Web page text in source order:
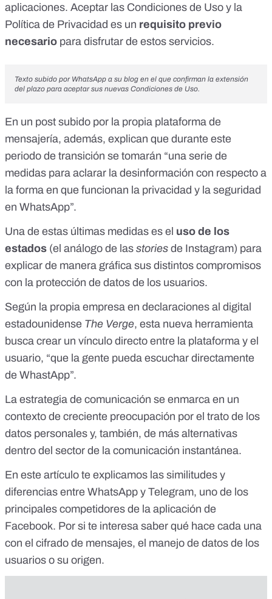
aplicaciones. Aceptar las Condiciones de Uso y la
Política de Privacidad es un requisito previo
necesario para disfrutar de estos servicios.
Texto subido por WhatsApp a su blog en el que confirman la extensión
del plazo para aceptar sus nuevas Condiciones de Uso.
En un post subido por la propia plataforma de
mensajería, además, explican que durante este
periodo de transición se tomarán “una serie de
medidas para aclarar la desinformación con respecto a
la forma en que funcionan la privacidad y la seguridad
en WhatsApp”.
Una de estas últimas medidas es el uso de los
estados (el análogo de las stories de Instagram) para
explicar de manera gráfica sus distintos compromisos
con la protección de datos de los usuarios.
Según la propia empresa en declaraciones al digital
estadounidense The Verge, esta nueva herramienta
busca crear un vínculo directo entre la plataforma y el
usuario, “que la gente pueda escuchar directamente
de WhastApp”.
La estrategia de comunicación se enmarca en un
contexto de creciente preocupación por el trato de los
datos personales y, también, de más alternativas
dentro del sector de la comunicación instantánea.
En este artículo te explicamos las similitudes y
diferencias entre WhatsApp y Telegram, uno de los
principales competidores de la aplicación de
Facebook. Por si te interesa saber qué hace cada una
con el cifrado de mensajes, el manejo de datos de los
usuarios o su origen.